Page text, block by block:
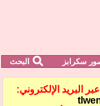
سكرابز البحث
البريد الإلكتروني: